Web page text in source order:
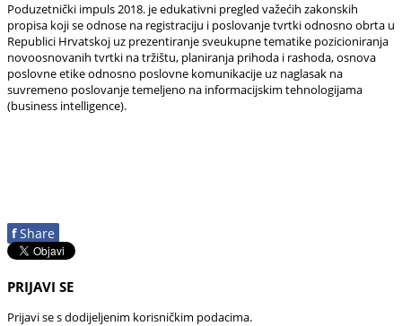
Poduzetnički impuls 2018. je edukativni pregled važećih zakonskih
propisa koji se odnose na registraciju i poslovanje tvrtki odnosno obrta u
Republici Hrvatskoj uz prezentiranje sveukupne tematike pozicioniranja
novoosnovanih tvrtki na tržištu, planiranja prihoda i rashoda, osnova
poslovne etike odnosno poslovne komunikacije uz naglasak na
suvremeno poslovanje temeljeno na informacijskim tehnologijama
(business intelligence).
f Share
PRIJAVI SE
Prijavi se s dodijeljenim korisničkim podacima.